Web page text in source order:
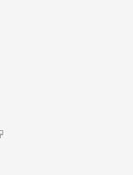
is external)